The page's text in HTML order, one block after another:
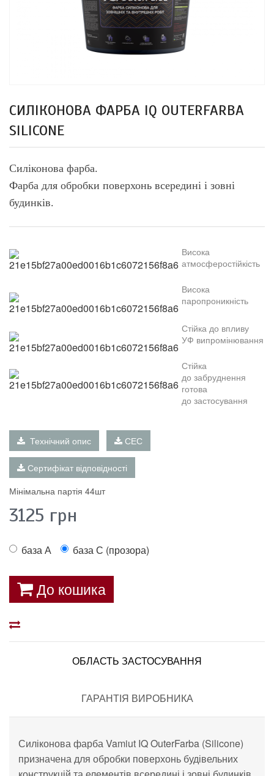
СИЛІКОНОВА ФАРБА IQ OUTERFARBA
SILICONE
Силіконова фарба.
Фарба для обробки поверхонь всередині і зовні
будинків.
Висока
атмосферостійкість
Висока
паропроникність
Стійка до впливу
УФ випромінювання
Стійка
до забруднення
готова
до застосування
Технічний опис СЕС
Сертифікат відповідності
Мінімальна партія 44шт
3125 грн
база А база С (прозора)
До кошика
ОБЛАСТЬ ЗАСТОСУВАННЯ
ГАРАНТІЯ ВИРОБНИКА
Силіконова фарба Vamiut IQOuterFarba (Silicone)
призначена для обробки поверхонь будівельних